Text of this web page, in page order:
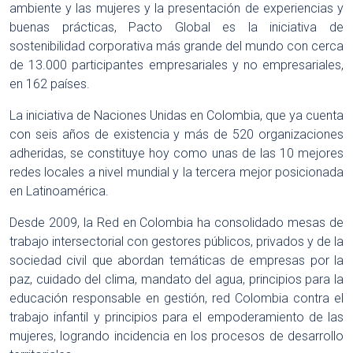
ambiente y las mujeres y la presentación de experiencias y
buenas prácticas, Pacto Global es la iniciativa de
sostenibilidad corporativa más grande del mundo con cerca
de 13.000 participantes empresariales y no empresariales,
en 162 países.
La iniciativa de Naciones Unidas en Colombia, que ya cuenta
con seis años de existencia y más de 520 organizaciones
adheridas, se constituye hoy como unas de las 10 mejores
redes locales a nivel mundial y la tercera mejor posicionada
en Latinoamérica.
Desde 2009, la Red en Colombia ha consolidado mesas de
trabajo intersectorial con gestores públicos, privados y de la
sociedad civil que abordan temáticas de empresas por la
paz, cuidado del clima, mandato del agua, principios para la
educación responsable en gestión, red Colombia contra el
trabajo infantil y principios para el empoderamiento de las
mujeres, logrando incidencia en los procesos de desarrollo